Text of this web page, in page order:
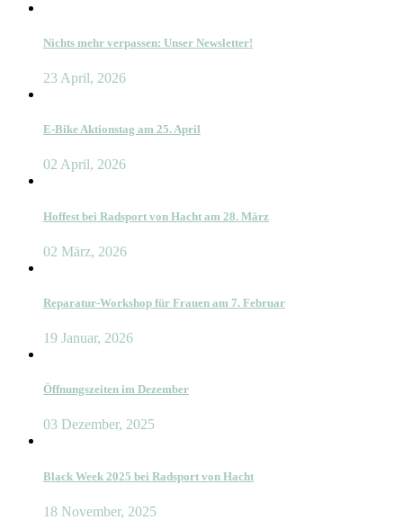
Nichts mehr verpassen: Unser Newsletter!
23 April, 2026
E-Bike Aktionstag am 25. April
02 April, 2026
Hoffest bei Radsport von Hacht am 28. März
02 März, 2026
Reparatur-Workshop für Frauen am 7. Februar
19 Januar, 2026
Öffnungszeiten im Dezember
03 Dezember, 2025
Black Week 2025 bei Radsport von Hacht
18 November, 2025